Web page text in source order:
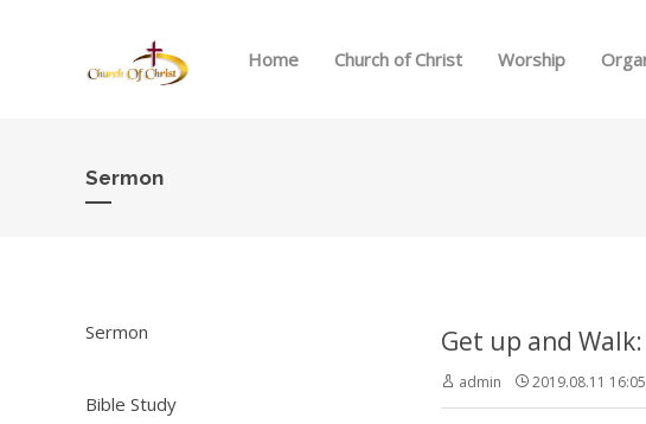
Home Church of Christ Worship
Sermon
Sermon
Bible Study
admin 2019.08.11 16:05